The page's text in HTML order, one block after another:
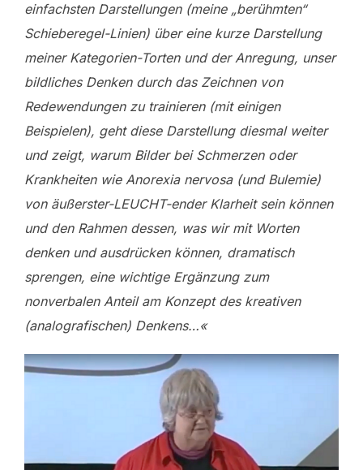
einfachsten Darstellungen (meine „berühmten“
Schieberegel-Linien) über eine kurze Darstellung
meiner Kategorien-Torten und der Anregung, unser
bildliches Denken durch das Zeichnen von
Redewendungen zu trainieren (mit einigen
Beispielen), geht diese Darstellung diesmal weiter
und zeigt, warum Bilder bei Schmerzen oder
Krankheiten wie Anorexia nervosa (und Bulemie)
von äußerster-LEUCHT-ender Klarheit sein können
und den Rahmen dessen, was wir mit Worten
denken und ausdrücken können, dramatisch
sprengen, eine wichtige Ergänzung zum
nonverbalen Anteil am Konzept des kreativen
(analografischen) Denkens…«